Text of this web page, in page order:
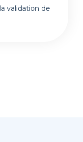
validation de